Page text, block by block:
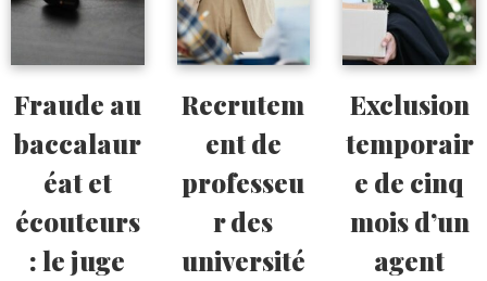
Fraude au
baccalaur
éat et
écouteurs
: le juge
Recrutem
ent de
professeu
r des
université
Exclusion
temporair
e de cinq
mois d’un
agent